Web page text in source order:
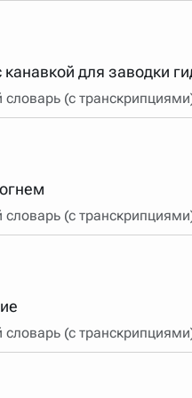
для заводки
(с
(с
(с